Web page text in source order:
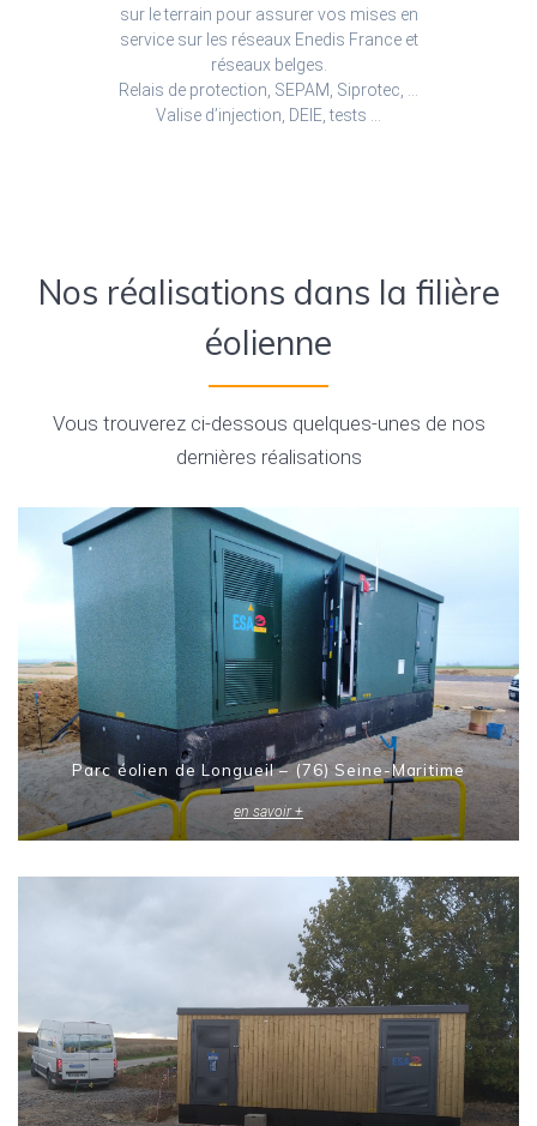
sur le terrain pour assurer vos mises en
service sur les réseaux Enedis France et
réseaux belges.
Relais de protection, SEPAM, Siprotec, …
Valise d’injection, DEIE, tests …
Nos réalisations dans la filière
éolienne
Vous trouverez ci-dessous quelques-unes de nos
dernières réalisations
Parc éolien de Longueil – (76) Seine-Maritime
en savoir +